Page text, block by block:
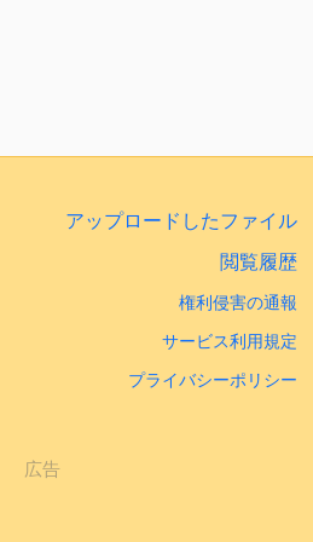
アップロードしたファイル
閲覧履歴
権利侵害の通報
サービス利用規定
プライバシーポリシー
広告